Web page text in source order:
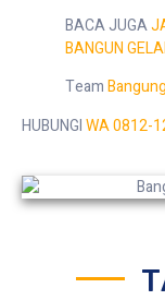
BACA JUGA
BANGUN
Team
HUBUNGIWA 0812-